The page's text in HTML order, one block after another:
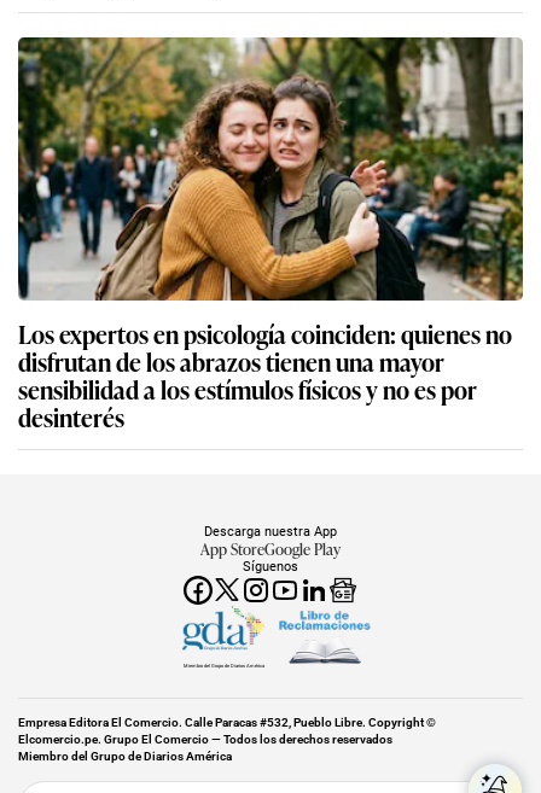
Los expertos en psicología coinciden: quienes no
disfrutan de los abrazos tienen una mayor
sensibilidad a los estímulos físicos y no es por
desinterés
Síguenos
Descarga nuestra App
App StoreGoogle Play
Miembro del Grupo de Diarios América
Empresa Editora El Comercio. Calle Paracas #532, Pueblo Libre. Copyright ©
Elcomercio.pe. Grupo El Comercio — Todos los derechos reservados
Miembro del Grupo de Diarios América